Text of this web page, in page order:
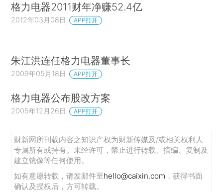
格力电器2011财年净赚52.4亿
2012年03月08日 APP打开
朱江洪连任格力电器董事长
2009年05月18日 APP打开
格力电器公布股改方案
2005年12月26日 APP打开
财新网所刊载内容之知识产权为财新传媒及/或相关权利人
专属所有或持有。未经许可，禁止进行转载、摘编、复制及
建立镜像等任何使用。
如有意愿转载，请发邮件至hello@caixin.com ，获得书面
确认及授权后，方可转载。